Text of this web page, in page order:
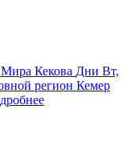
Кекова Дни Вт,
регион Кемер